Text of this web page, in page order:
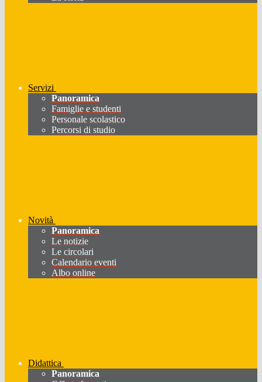
Servizi
Panoramica
Famiglie e studenti
Personale scolastico
Percorsi di studio
Novità
Panoramica
Le notizie
Le circolari
Calendario eventi
Albo online
Didattica
Panoramica